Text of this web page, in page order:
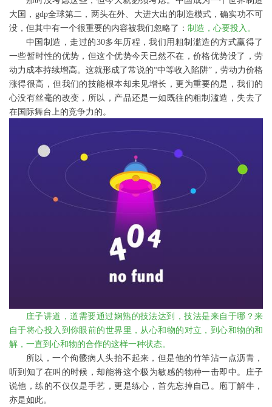
大国， gdp全球第二，两头在外、大进大出的制造模式，确实功不可
没，但其中有一个很重要的内容被我们忽略了： 制造，心要投入。
中国制造，走过的30多年历程，我们用粗制滥造的方式赢得了
一些暂时性的优势，但这个优势今天已然不在，价格优势没了，劳
动力成本持续增高。这就形成了常说的“中等收入陷阱”，劳动力价格
涨得很高，但我们的技能根本却未见增长，更为重要的是，我们的
心没有丝毫的改变，所以，产品还是一如既往的粗制滥造，失去了
在国际舞台上的竞争力的。
庄子讲道，道需要通过娴熟的技法达到，技法是来自于哪？来
自于将心投入到你眼前的世界里，从心和物的对立，到心和物的和
解，一直到心和物的合作的这样一种状态。
所以，一个佝髅病人头抬不起来，但是他的竹竿沾一点沥青，
听到知了在叫的时候，却能将这个极为敏感的物种一击即中。庄子
说他，练的不仅仅是手艺，更是练心，首先忘掉自己。庖丁解牛，
亦是如此。